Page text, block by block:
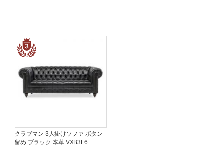
クラブマン 3人掛けソファ ボタン
留め ブラック 本革 VXB3L6